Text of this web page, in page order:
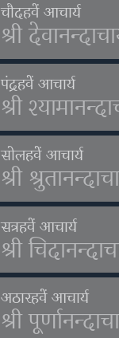
चौदहवें आचार्य
श्री
पंद्रहवें आचार्य
श्री
सोलहवें आचार्य
श्री
सत्रहवें आचार्य
श्री
अठारहवें आचार्य
श्री